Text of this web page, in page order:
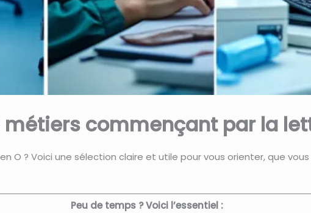
métiers commençant par la
O ? Voici une sélection claire et utile pour vous orienter, que
Peu de temps ? Voici l’essentiel :